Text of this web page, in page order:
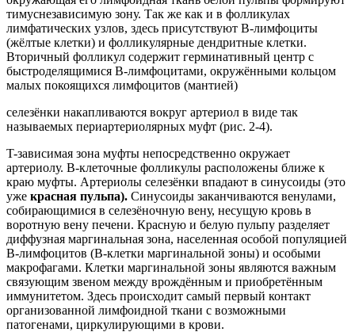
тимуснезависимую зону. Так же как и в фолликулах
лимфатических узлов, здесь присутствуют B-лимфоциты
(жёлтые клетки) и фолликулярные дендритные клетки.
Вторичный фолликул содержит герминативный центр с
быстроделящимися В-лимфоцитами, окружёнными кольцом
малых покоящихся лимфоцитов (мантией)
селезёнки накапливаются вокруг артериол в виде так
называемых периартериолярных муфт (рис. 2-4).
T-зависимая зона муфты непосредственно окружает
артериолу. B-клеточные фолликулы расположены ближе к
краю муфты. Артериолы селезёнки впадают в синусоиды (это
уже красная пульпа). Синусоиды заканчиваются венулами,
собирающимися в селезёночную вену, несущую кровь в
воротную вену печени. Красную и белую пульпу разделяет
диффузная маргинальная зона, населенная особой популяцией
В-лимфоцитов (В-клетки маргинальной зоны) и особыми
макрофагами. Клетки маргинальной зоны являются важным
связующим звеном между врождённым и приобретённым
иммунитетом. Здесь происходит самый первый контакт
организованной лимфоидной ткани с возможными
патогенами, циркулирующими в крови.